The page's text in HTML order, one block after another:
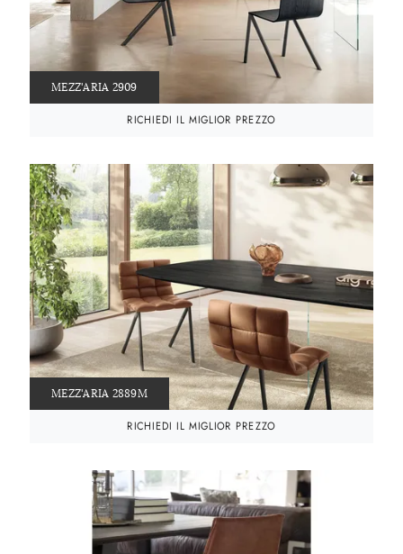
MEZZ'ARIA 2909
RICHIEDI IL MIGLIOR PREZZO
MEZZ'ARIA 2889M
RICHIEDI IL MIGLIOR PREZZO